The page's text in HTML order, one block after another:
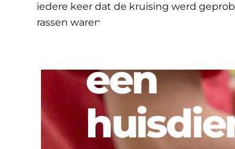
iedere keer dat de kruising werd
rassen waren.
een